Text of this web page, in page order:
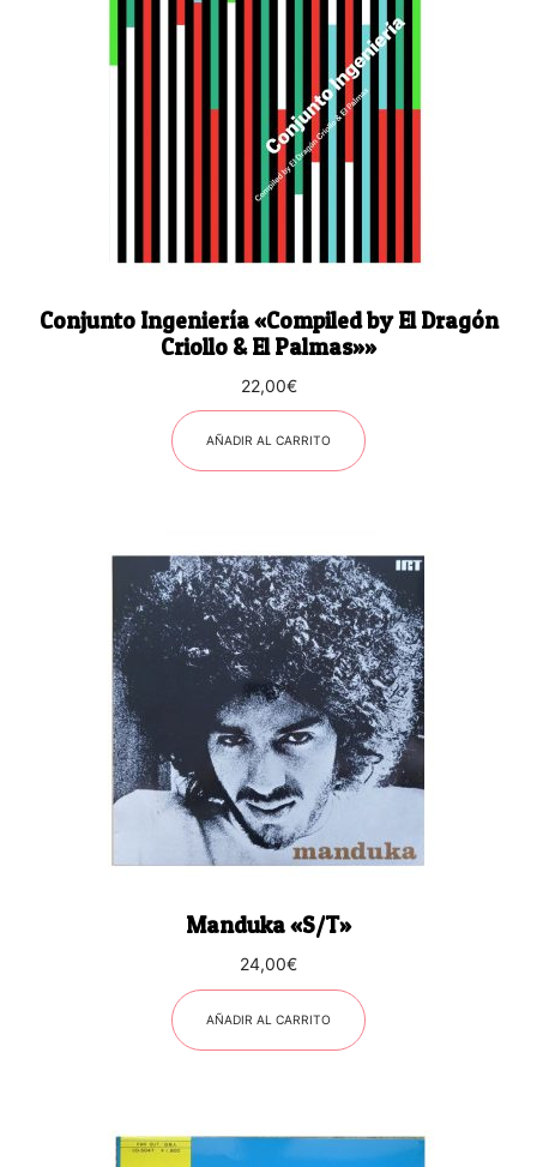
Conjunto Ingenier​í​a «Compiled by El Drag​ó​n
Criollo & El Palmas»»
22,00€
AÑADIR AL CARRITO
Manduka «S/T»
24,00€
AÑADIR AL CARRITO